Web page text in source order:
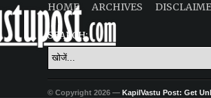
HOME ARCHIVES
SEARCH:
© Copyright 2026 — KapilVastu Post: Get